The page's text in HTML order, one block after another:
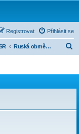
Přihlásit se
Registrovat
Ruská obrněná technika